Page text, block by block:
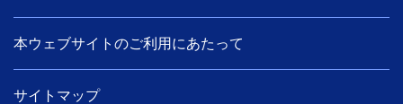
本ウェブサイトのご利用にあたって
サイトマップ